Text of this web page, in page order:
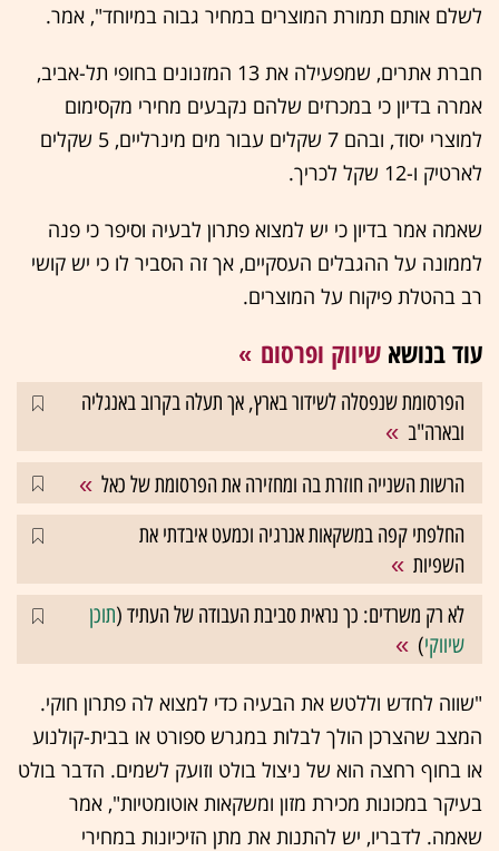
לשלם אותם תמורת המוצרים במחיר גבוה במיוחד", אמר.
חברת אתרים, שמפעילה את 13 המזנונים בחופי תל-אביב,
אמרה בדיון כי במכרזים שלהם נקבעים מחירי מקסימום
למוצרי יסוד, ובהם 7 שקלים עבור מים מינרליים, 5 שקלים
לארטיק ו-12 שקל לכריך.
שאמה אמר בדיון כי יש למצוא פתרון לבעיה וסיפר כי פנה
לממונה על ההגבלים העסקיים, אך זה הסביר לו כי יש קושי
רב בהטלת פיקוח על המוצרים.
עוד בנושא שיווק ופרסום
הפרסומת שנפסלה לשידור בארץ, אך תעלה בקרוב באנגליה
ובארה"ב
הרשות השנייה חוזרת בה ומחזירה את הפרסומת של כאל
החלפתי קפה במשקאות אנרגיה וכמעט איבדתי את
השפיות
לא רק משרדים: כך נראית סביבת העבודה של העתיד (תוכן
שיווקי)
"שווה לחדש וללטש את הבעיה כדי למצוא לה פתרון חוקי.
המצב שהצרכן הולך לבלות במגרש ספורט או בבית-קולנוע
או בחוף רחצה הוא של ניצול בולט וזועק לשמים. הדבר בולט
בעיקר במכונות מכירת מזון ומשקאות אוטומטיות", אמר
שאמה. לדבריו, יש להתנות את מתן הזיכיונות במחירי